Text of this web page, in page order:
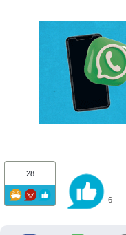
28
6